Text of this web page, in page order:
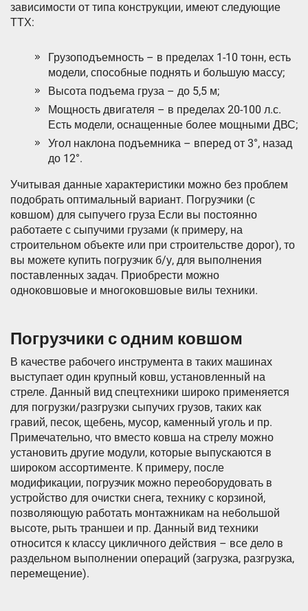
зависимости от типа конструкции, имеют следующие
ТТХ:
Грузоподъемность – в пределах 1-10 тонн, есть
модели, способные поднять и большую массу;
Высота подъема груза – до 5,5 м;
Мощность двигателя – в пределах 20-100 л.с.
Есть модели, оснащенные более мощными ДВС;
Угол наклона подъемника – вперед от 3°, назад
до 12°.
Учитывая данные характеристики можно без проблем
подобрать оптимальный вариант. Погрузчики (с
ковшом) для сыпучего груза Если вы постоянно
работаете с сыпучими грузами (к примеру, на
строительном объекте или при строительстве дорог), то
вы можете купить погрузчик б/у, для выполнения
поставленных задач. Приобрести можно
одноковшовые и многоковшовые вилы техники.
Погрузчики с одним ковшом
В качестве рабочего инструмента в таких машинах
выступает один крупный ковш, установленный на
стреле. Данный вид спецтехники широко применяется
для погрузки/разгрузки сыпучих грузов, таких как
гравий, песок, щебень, мусор, каменный уголь и пр.
Примечательно, что вместо ковша на стрелу можно
установить другие модули, которые выпускаются в
широком ассортименте. К примеру, после
модификации, погрузчик можно переоборудовать в
устройство для очистки снега, технику с корзиной,
позволяющую работать монтажникам на небольшой
высоте, рыть траншеи и пр. Данный вид техники
относится к классу цикличного действия – все дело в
раздельном выполнении операций (загрузка, разгрузка,
перемещение).